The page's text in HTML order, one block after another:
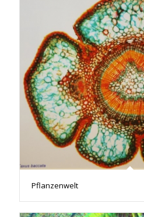
Pflanzenwelt